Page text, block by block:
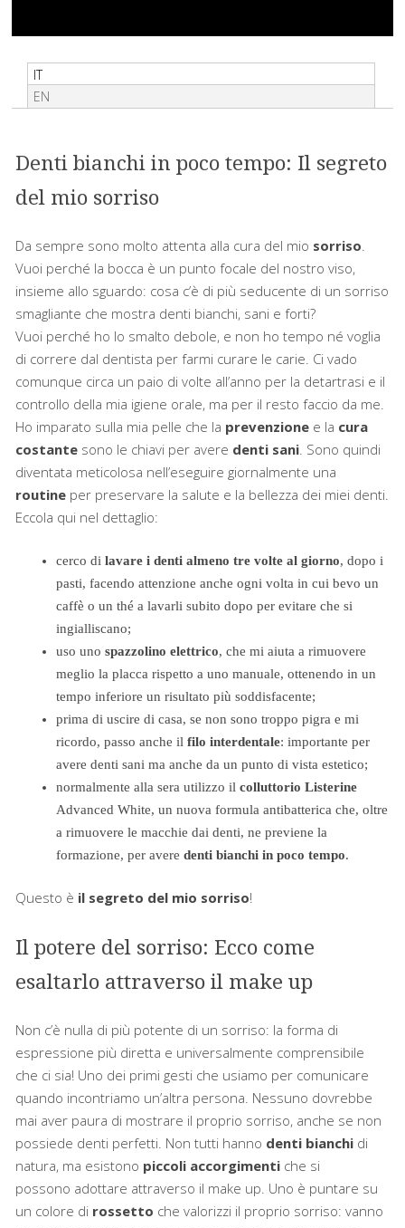
IT
EN
Denti bianchi in poco tempo: Il segreto
del mio sorriso
Da sempre sono molto attenta alla cura del mio sorriso.
Vuoi perché la bocca è un punto focale del nostro viso,
insieme allo sguardo: cosa c’è di più seducente di un sorriso
smagliante che mostra denti bianchi, sani e forti?
Vuoi perché ho lo smalto debole, e non ho tempo né voglia
di correre dal dentista per farmi curare le carie. Ci vado
comunque circa un paio di volte all’anno per la detartrasi e il
controllo della mia igiene orale, ma per il resto faccio da me.
Ho imparato sulla mia pelle che la prevenzione e la cura
costante sono le chiavi per avere denti sani. Sono quindi
diventata meticolosa nell’eseguire giornalmente una
routine per preservare la salute e la bellezza dei miei denti.
Eccola qui nel dettaglio:
cerco dilavare i denti almeno tre volte al giorno, dopo i
pasti, facendo attenzione anche ogni volta in cui bevo un
caffè o un thé a lavarli subito dopo per evitare che si
ingialliscano;
uso unospazzolino elettrico, che mi aiuta a rimuovere
meglio la placca rispetto a uno manuale, ottenendo in un
tempo inferiore un risultato più soddisfacente;
prima di uscire di casa, se non sono troppo pigra e mi
ricordo, passo anche ilfilo interdentale: importante per
avere denti sani ma anche da un punto di vista estetico;
normalmente alla sera utilizzo ilcolluttorio Listerine
Advanced White, un nuova formula antibatterica che, oltre
a rimuovere le macchie dai denti, ne previene la
formazione, per averedenti bianchi in poco tempo.
Questo è il segreto del mio sorriso!
Il potere del sorriso: Ecco come
esaltarlo attraverso il make up
Non c’è nulla di più potente di un sorriso: la forma di
espressione più diretta e universalmente comprensibile
che ci sia! Uno dei primi gesti che usiamo per comunicare
quando incontriamo un’altra persona. Nessuno dovrebbe
mai aver paura di mostrare il proprio sorriso, anche se non
possiede denti perfetti. Non tutti hanno denti bianchi di
natura, ma esistono piccoli accorgimenti che si
possono adottare attraverso il make up. Uno è puntare su
un colore di rossetto che valorizzi il proprio sorriso: vanno